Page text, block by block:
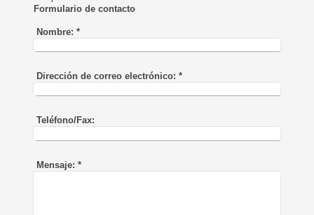
Formulario de contacto
Nombre: *
Dirección de correo electrónico: *
Teléfono/Fax:
Mensaje: *